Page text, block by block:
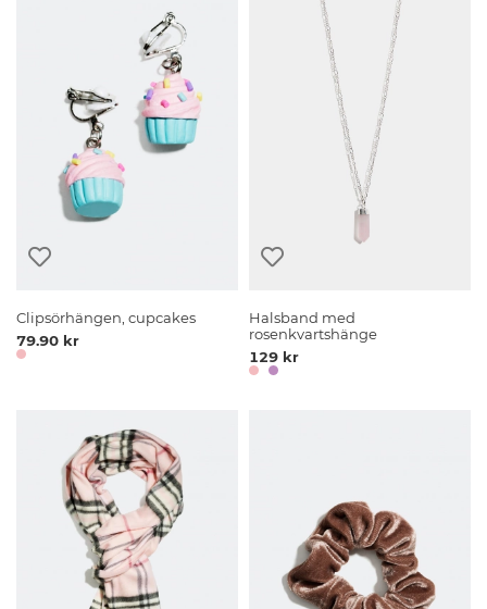
Clipsörhängen, cupcakes
79.90 kr
Halsband med
rosenkvartshänge
129 kr